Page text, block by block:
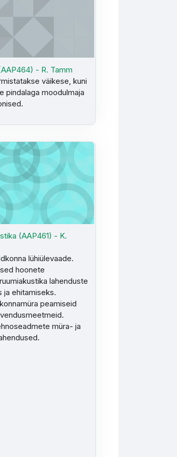
- R. Tamm
väikese, kuni
pindalaga moodulmaja
Schmidt, R.Tamm
(AAP461) - K. Kõrven
(AAP461) - K.
lühiülevaade.
hoonete
lahenduste
ja ehitamiseks.
peamiseid
müra- ja